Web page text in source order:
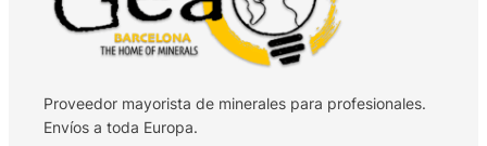
Proveedor mayorista de minerales para profesionales.
Envíos a toda Europa.